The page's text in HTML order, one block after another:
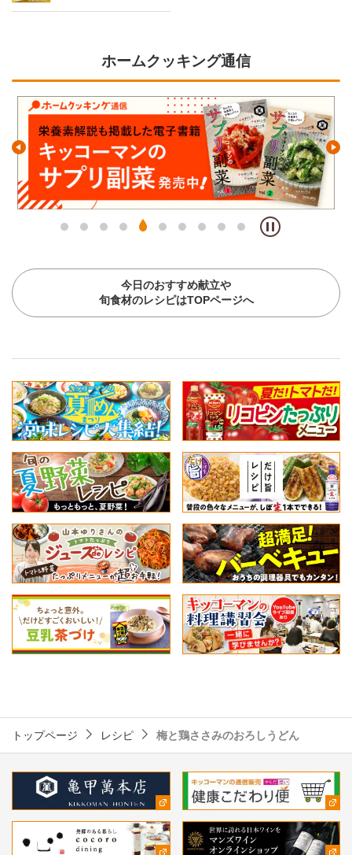
ホームクッキング通信
今日のおすすめ献立や
旬食材のレシピはTOPページへ
トップページ レシピ 梅と鶏ささみのおろしうどん